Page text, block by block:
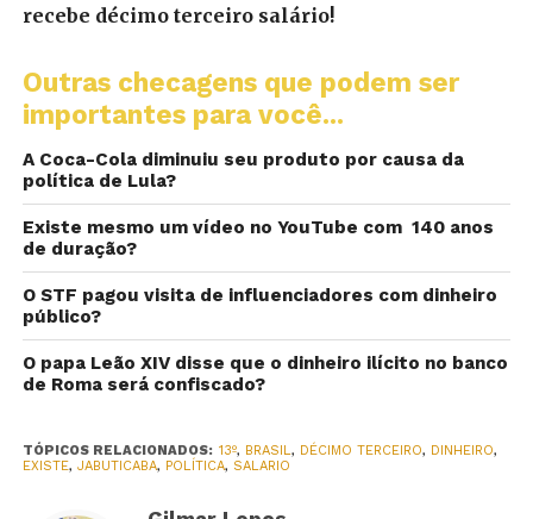
recebe décimo terceiro salário!
Outras checagens que podem ser
importantes para você...
A Coca-Cola diminuiu seu produto por causa da
política de Lula?
Existe mesmo um vídeo no YouTube com 140 anos
de duração?
O STF pagou visita de influenciadores com dinheiro
público?
O papa Leão XIV disse que o dinheiro ilícito no banco
de Roma será confiscado?
TÓPICOS RELACIONADOS: 13º, BRASIL, DÉCIMO TERCEIRO, DINHEIRO,
EXISTE, JABUTICABA, POLÍTICA, SALARIO